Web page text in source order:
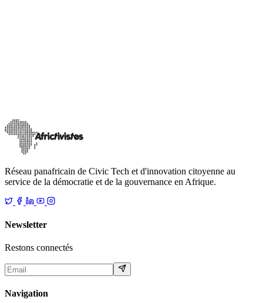
6 mars 2019
Réseau panafricain de Civic Tech et d'innovation citoyenne au
service de la démocratie et de la gouvernance en Afrique.
Newsletter
Restons connectés
Navigation